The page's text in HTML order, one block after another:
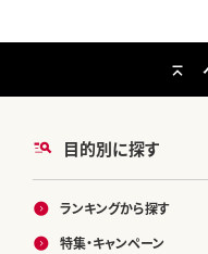
目的別に探す
ランキングから探す
特集・キャンペーン